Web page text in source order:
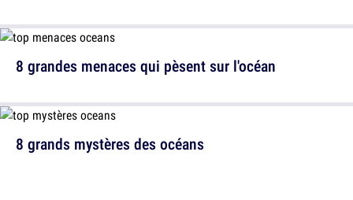
8 grands mystères des océans
8 grandes menaces qui pèsent sur l'océan